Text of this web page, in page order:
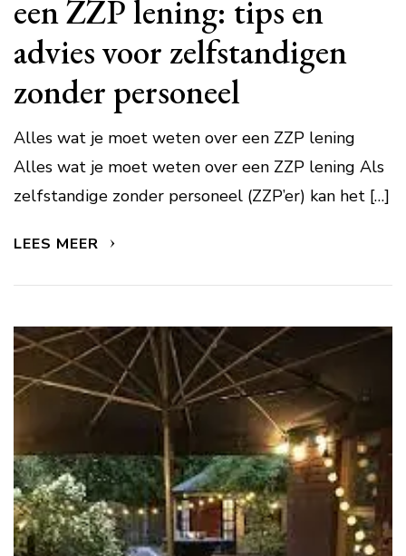
een ZZP lening: tips en
advies voor zelfstandigen
zonder personeel
Alles wat je moet weten over een ZZP lening
Alles wat je moet weten over een ZZP lening Als
zelfstandige zonder personeel (ZZP’er) kan het […]
LEES MEER